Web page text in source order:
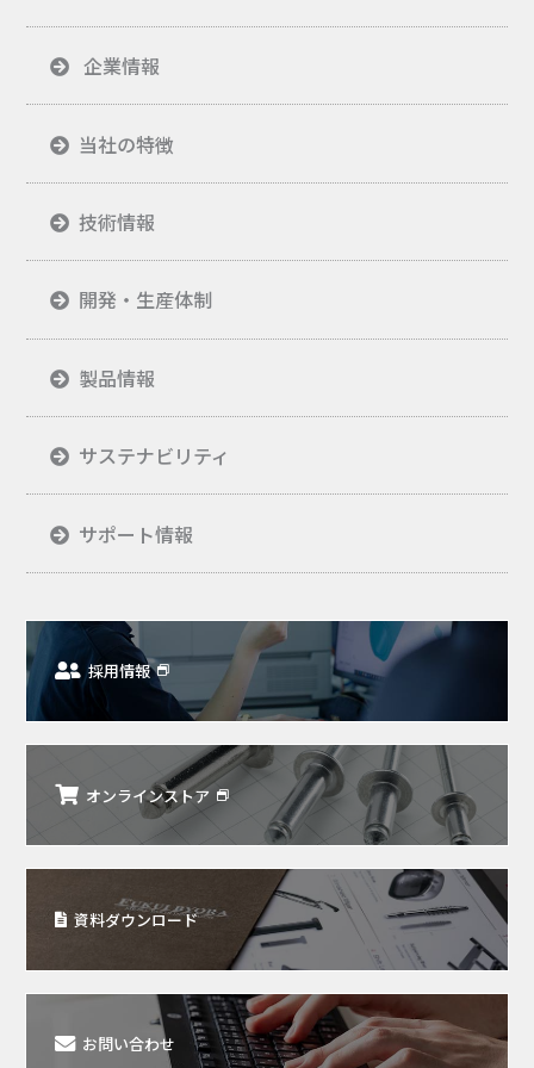
企業情報
当社の特徴
技術情報
開発・生産体制
製品情報
サステナビリティ
サポート情報
採用情報
オンラインストア
資料ダウンロード
お問い合わせ